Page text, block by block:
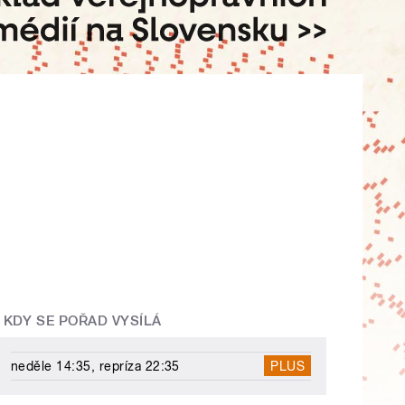
KDY SE POŘAD VYSÍLÁ
neděle 14:35, repríza 22:35 PLUS